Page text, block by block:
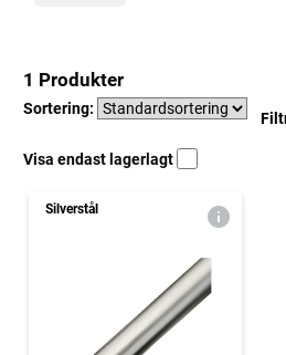
1 Produkter
Sortering:
Visa endast lagerlagt
Silverstål